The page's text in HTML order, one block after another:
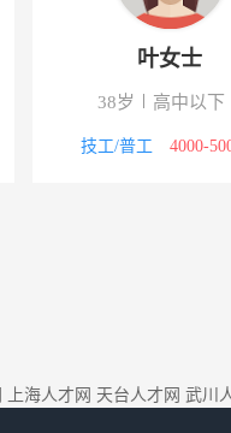
叶女士
38岁 高中以下
技工/普工 4000-
上海人才网 天台人才网 武川